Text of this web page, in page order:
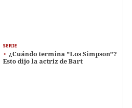
SERIE
¿Cuándo termina "Los Simpson"?
Esto dijo la actriz de Bart